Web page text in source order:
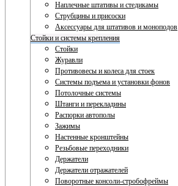
Наплечные штативы и стедикамы
Струбцины и присоски
Аксессуары для штативов и моноподов
Стойки и системы крепления
Стойки
Журавли
Противовесы и колеса для стоек
Системы подъема и установки фонов
Потолочные системы
Штанги и перекладины
Распорки автополы
Зажимы
Настенные кронштейны
Резьбовые переходники
Держатели
Держатели отражателей
Поворотные консоли-стробофреймы